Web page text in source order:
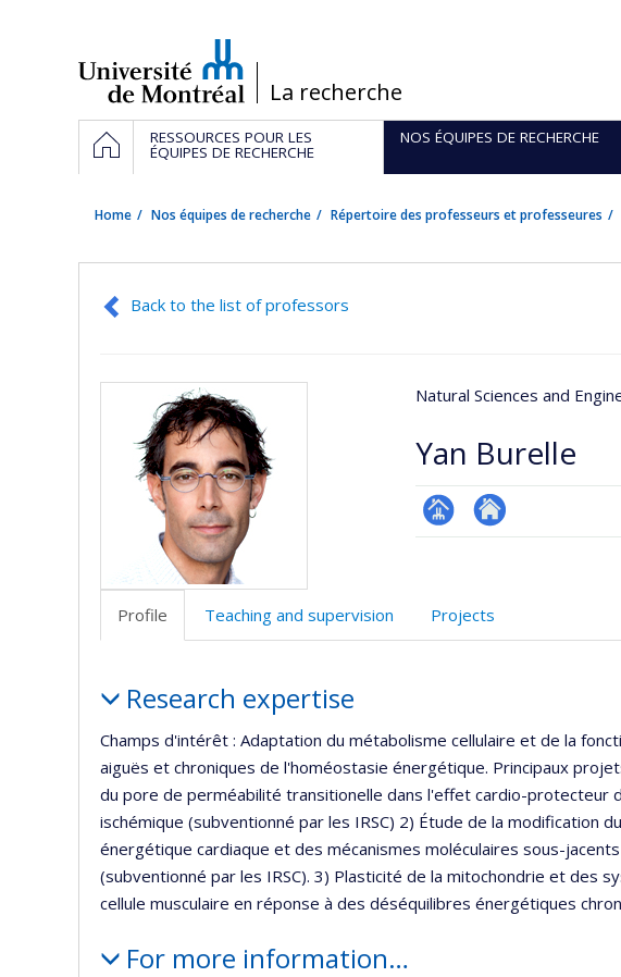
/La recherche
Navigation
principale
HOMERESSOURCES POUR LES
ÉQUIPES DE RECHERCHE
NOS ÉQUIPES DE RECHERCHE
Home Nos équipes de recherche Répertoire des professeurs et professeures
Back to the list of professors
Natural Sciences and
Yan Burelle
Page Autre
Profile
Teaching and supervision Projects
Research expertise
Champs d'intérêt : Adaptation du métabolisme cellulaire et de la
aiguës et chroniques de l'homéostasie énergétique. Principaux
du pore de perméabilité transitionelle dans l'effet cardio-protecteur
ischémique (subventionné par les IRSC) 2) Étude de la modification
énergétique cardiaque et des mécanismes moléculaires sous-
(subventionné par les IRSC). 3) Plasticité de la mitochondrie et des
cellule musculaire en réponse à des déséquilibres énergétiques
For more information…